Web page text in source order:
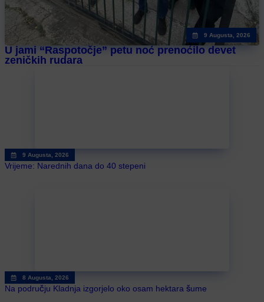
9 Augusta, 2026
U jami “Raspotočje” petu noć prenoćilo devet
zeničkih rudara
9 Augusta, 2026
Vrijeme: Narednih dana do 40 stepeni
8 Augusta, 2026
Na području Kladnja izgorjelo oko osam hektara šume